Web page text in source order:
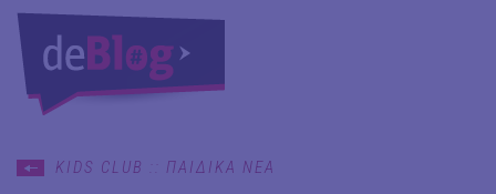
KIDS CLUB :: ΠΑΙΔΙΚΑ ΝΕΑ